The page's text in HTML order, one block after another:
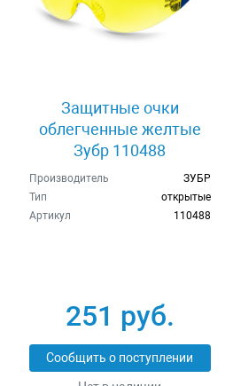
Защитные очки
облегченные желтые
Зубр 110488
Производитель
ЗУБР
Тип
открытые
Артикул
110488
251 руб.
Сообщить о поступлении